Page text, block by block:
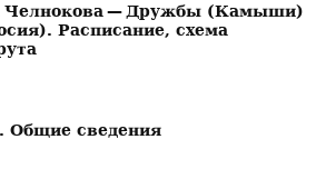
Челнокова — Дружбы (Камыши)
Расписание, схема
сведения